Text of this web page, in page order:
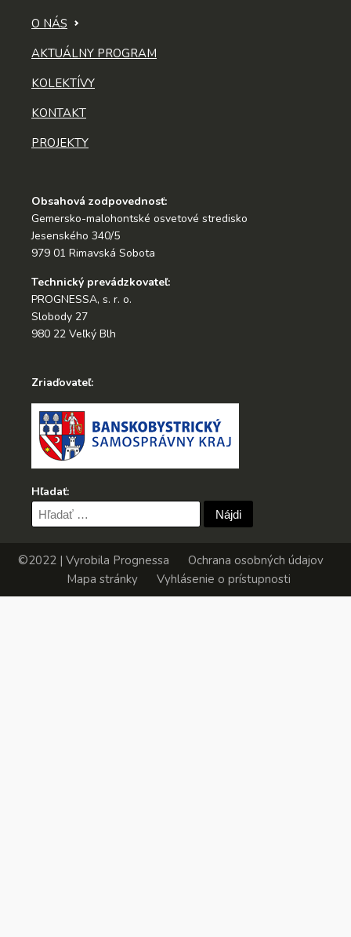
O NÁS
AKTUÁLNY PROGRAM
KOLEKTÍVY
KONTAKT
PROJEKTY
Obsahová zodpovednosť:
Gemersko-malohontské osvetové stredisko
Jesenského 340/5
979 01 Rimavská Sobota
Technický prevádzkovateľ:
PROGNESSA, s. r. o.
Slobody 27
980 22 Veľký Blh
Zriaďovateľ:
Hľadať:
Hľadať:
©2022 | Vyrobila Prognessa
Ochrana osobných údajov
Mapa stránky
Vyhlásenie o prístupnosti